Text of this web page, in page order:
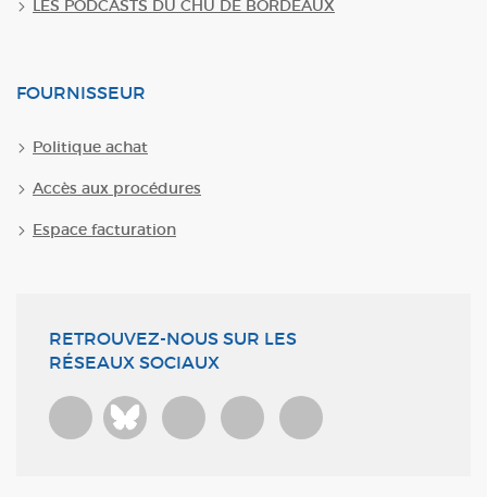
LES PODCASTS DU CHU DE BORDEAUX
FOURNISSEUR
Politique achat
Accès aux procédures
Espace facturation
RETROUVEZ-NOUS SUR LES
RÉSEAUX SOCIAUX
Bluesky